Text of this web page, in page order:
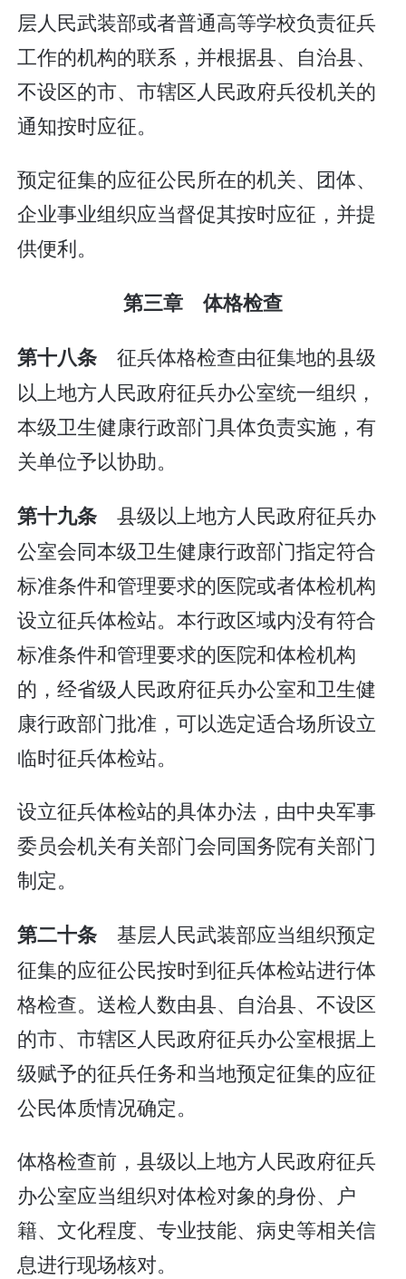
层人民武装部或者普通高等学校负责征兵
工作的机构的联系，并根据县、自治县、
不设区的市、市辖区人民政府兵役机关的
通知按时应征。
预定征集的应征公民所在的机关、团体、
企业事业组织应当督促其按时应征，并提
供便利。
第三章 体格检查
第十八条 征兵体格检查由征集地的县级
以上地方人民政府征兵办公室统一组织，
本级卫生健康行政部门具体负责实施，有
关单位予以协助。
第十九条 县级以上地方人民政府征兵办
公室会同本级卫生健康行政部门指定符合
标准条件和管理要求的医院或者体检机构
设立征兵体检站。本行政区域内没有符合
标准条件和管理要求的医院和体检机构
的，经省级人民政府征兵办公室和卫生健
康行政部门批准，可以选定适合场所设立
临时征兵体检站。
设立征兵体检站的具体办法，由中央军事
委员会机关有关部门会同国务院有关部门
制定。
第二十条 基层人民武装部应当组织预定
征集的应征公民按时到征兵体检站进行体
格检查。送检人数由县、自治县、不设区
的市、市辖区人民政府征兵办公室根据上
级赋予的征兵任务和当地预定征集的应征
公民体质情况确定。
体格检查前，县级以上地方人民政府征兵
办公室应当组织对体检对象的身份、户
籍、文化程度、专业技能、病史等相关信
息进行现场核对。